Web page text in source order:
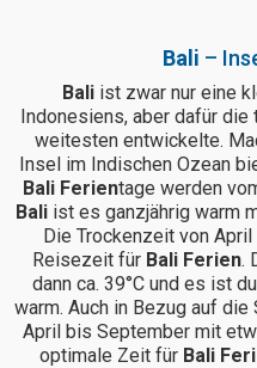
Bali –
Baliist zwar nur eine
Indonesiens, aber dafür
weitesten entwickelte.
Insel im Indischen Ozean
Bali Ferientage werden
Bali ist es ganzjährig warm
Die Trockenzeit von
Reisezeit für Bali Ferien.
dann ca. 39°C und es ist
warm. Auch in Bezug auf
April bis September mit
optimale Zeit für Bali